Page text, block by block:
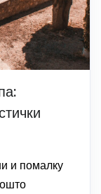
и помалку